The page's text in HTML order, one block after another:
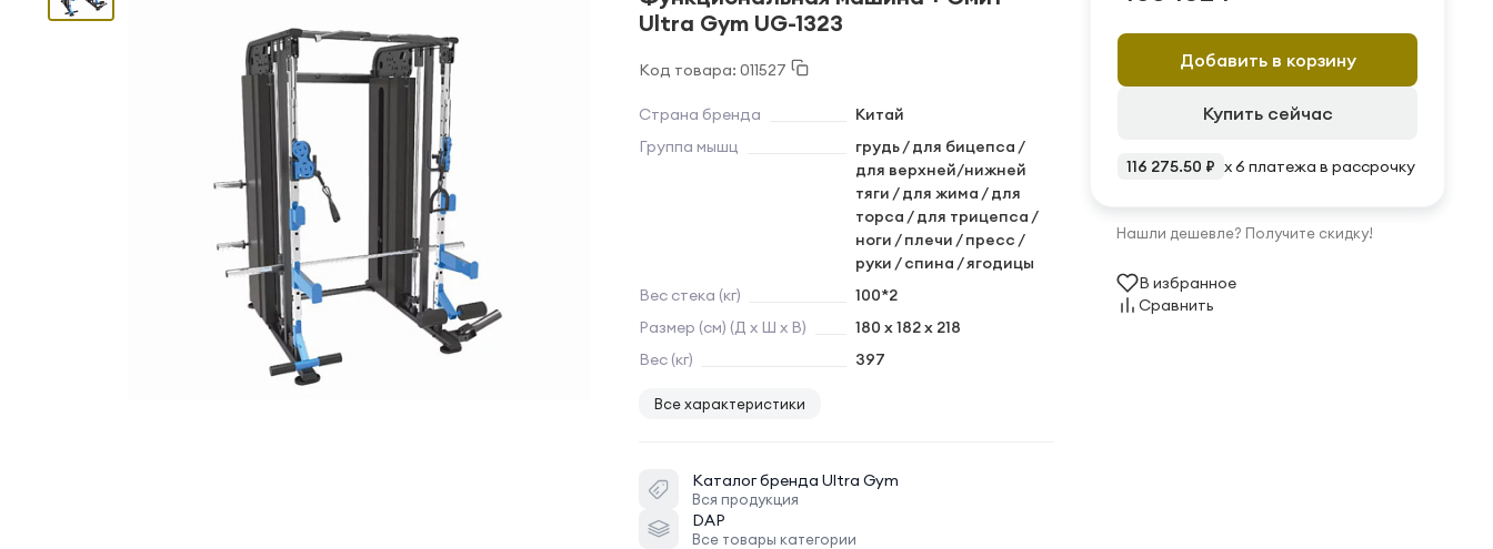
Ultra Gym UG-1323
Код товара: 011527
Страна бренда
Китай
Группа мышц
грудь / для бицепса /
для верхней/нижней
тяги / для жима / для
торса / для трицепса /
ноги / плечи / пресс /
руки / спина / ягодицы
Вес стека (кг)
100*2
Размер (см) (Д х Ш х В)
180 х 182 х 218
Вес (кг)
397
Все характеристики
Каталог бренда Ultra Gym
Вся продукция
DAP
Все товары категории
Добавить в корзину
Купить сейчас
116 275.50 ₽ x 6 платежа в рассрочку
Нашли дешевле? Получите скидку!
В избранное
Сравнить